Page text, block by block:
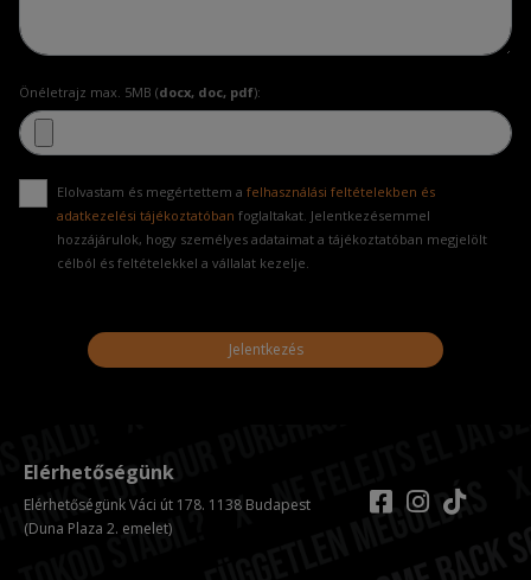
Önéletrajz max. 5MB (docx, doc, pdf):
Elolvastam és megértettem a felhasználási feltételekben és
adatkezelési tájékoztatóban foglaltakat. Jelentkezésemmel
hozzájárulok, hogy személyes adataimat a tájékoztatóban megjelölt
célból és feltételekkel a vállalat kezelje.
Jelentkezés
Elérhetőségünk
Elérhetőségünk Váci út 178. 1138 Budapest
(Duna Plaza 2. emelet)